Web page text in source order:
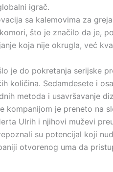
igrač.
sa kalemovima za
što je značilo da je,
koja nije okrugla, već
je do pokretanja serijske
količina. Sedamdesete i
metoda i usavršavanje
kompanijom je preneto na
Ulrih i njihovi muževi
su potencijal koji
otvorenog uma da